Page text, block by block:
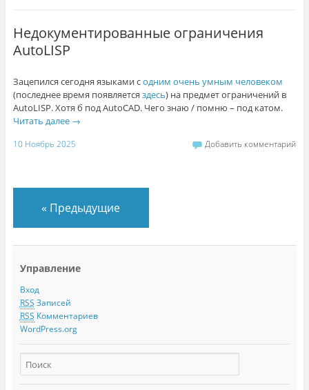
Недокументированные ограничения
AutoLISP
Зацепился сегодня языками содним очень умным человеком
(последнее время появляется здесь) на предмет ограничений в
AutoLISP. Хотя б под AutoCAD. Чего знаю / помню – под катом.
Читать далее →
10 Ноябрь 2025 Добавить комментарий
« Предыдущие
Управление
Вход
RSS Записей
RSS Комментариев
WordPress.org